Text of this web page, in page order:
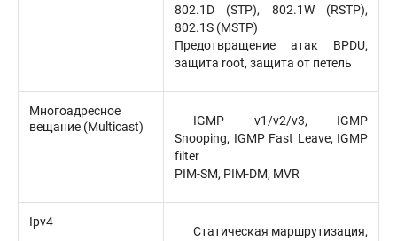
802.1D (STP), 802.1W (RSTP),
802.1S (MSTP)
Предотвращение атак BPDU,
защита root, защита от петель
Многоадресное
вещание (Multicast)
IGMP v1/v2/v3, IGMP
Snooping, IGMP Fast Leave, IGMP
filter
PIM-SM, PIM-DM, MVR
Ipv4
Статическая маршрутизация,